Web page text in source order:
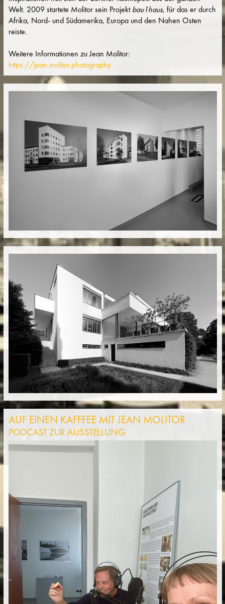
Welt. 2009 startete Molitor sein Projektbau1haus, für das er durch
Afrika, Nord- und Südamerika, Europa und den Nahen Osten
reiste.
Weitere Informationen zu Jean Molitor:
https://jean.molitor.photography
AUF EINEN KAFFFEE MIT JEAN MOLITOR
PODCAST ZUR AUSSTELLUNG